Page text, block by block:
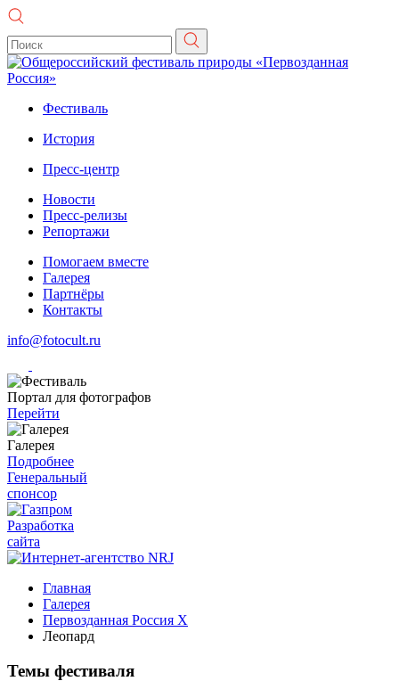
Фестиваль
История
Пресс-центр
Новости
Пресс-релизы
Репортажи
Помогаем вместе
Галерея
Партнёры
Контакты
info@fotocult.ru
Портал для фотографов
Перейти
Галерея
Подробнее
Генеральный
спонсор
Разработка
сайта
Главная
Галерея
Первозданная Россия X
Леопард
Темы фестиваля